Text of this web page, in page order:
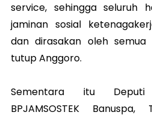
service, sehingga seluruh
jaminan sosial
dan dirasakan oleh semua
tutup Anggoro.
Sementara itu
BPJAMSOSTEK